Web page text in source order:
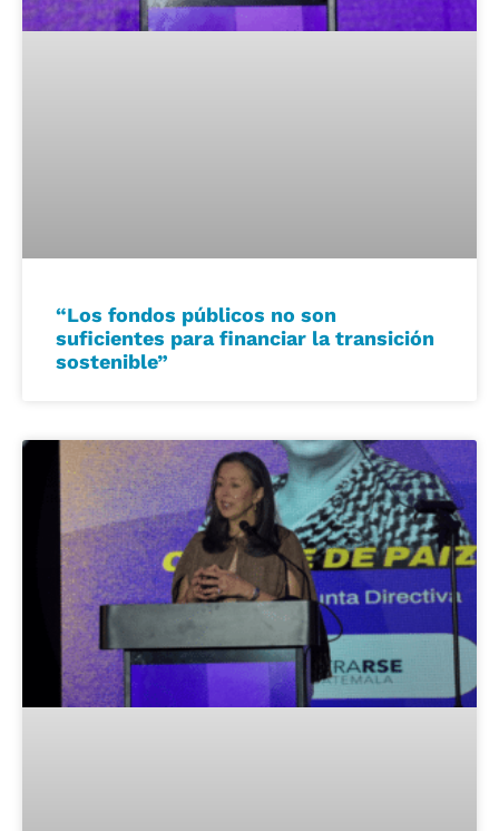
“Los fondos públicos no son
suficientes para financiar la transición
sostenible”